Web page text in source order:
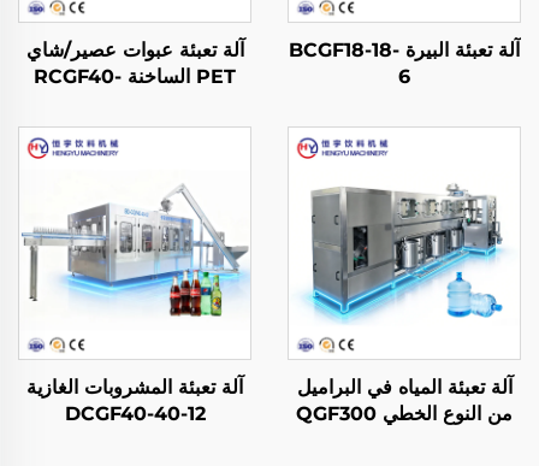
آلة تعبئة البيرة BCGF18-18-
6
آلة تعبئة عبوات عصير/شاي
PET الساخنة RCGF40-
آلة تعبئة المياه في البراميل
من النوع الخطي QGF300
آلة تعبئة المشروبات الغازية
DCGF40-40-12